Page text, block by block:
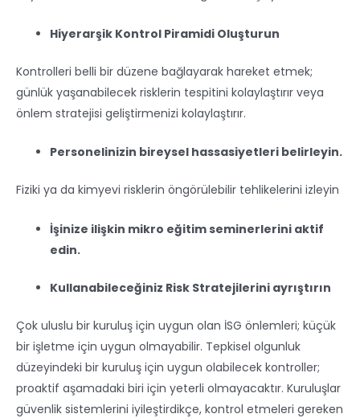
Hiyerarşik Kontrol Piramidi Oluşturun
Kontrolleri belli bir düzene bağlayarak hareket etmek;
günlük yaşanabilecek risklerin tespitini kolaylaştırır veya
önlem stratejisi geliştirmenizi kolaylaştırır.
Personelinizin bireysel hassasiyetleri belirleyin.
Fiziki ya da kimyevi risklerin öngörülebilir tehlikelerini izleyin
İşinize ilişkin mikro eğitim seminerlerini aktif
edin.
Kullanabileceğiniz Risk Stratejilerini ayrıştırın
Çok uluslu bir kuruluş için uygun olan İSG önlemleri; küçük
bir işletme için uygun olmayabilir. Tepkisel olgunluk
düzeyindeki bir kuruluş için uygun olabilecek kontroller;
proaktif aşamadaki biri için yeterli olmayacaktır. Kuruluşlar
güvenlik sistemlerini iyileştirdikçe, kontrol etmeleri gereken